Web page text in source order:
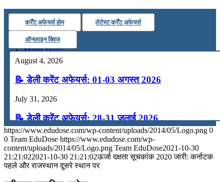
टुडेज जीके
Menu Menu
कर्रेंट अफेयर्स होम लेटेस्ट कर्रेंट अफेयर्स
ऑनलाइन क्विज
August 4, 2026
📝 डेली करेंट अफेयर्स: 01-03 अगस्त 2026
July 31, 2026
📝 डेली करेंट अफेयर्स: 28-31 जुलाई 2026
July 28, 2026
📝 डेली करेंट अफेयर्स: 25-27 जुलाई 2026
https://www.edudose.com/wp-content/uploads/2014/05/Logo.png 0
0 Team EduDose https://www.edudose.com/wp-
content/uploads/2014/05/Logo.png Team EduDose2021-10-30
21:21:022021-10-30 21:21:02ऊर्जा दक्षता सूचकांक 2020 जारी: कर्नाटक
पहले और राजस्थान दूसरे स्थान पर